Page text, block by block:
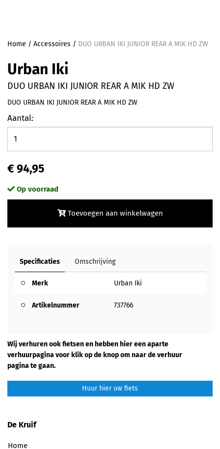
Home / Accessoires / DUO URBAN IKI JUNIOR REAR A MIK HD ZW
Urban Iki
DUO URBAN IKI JUNIOR REAR A MIK HD ZW
DUO URBAN IKI JUNIOR REAR A MIK HD ZW
Aantal:
€ 94,95
Op voorraad
Toevoegen aan winkelwagen
Specificaties Omschrijving
Merk Urban Iki
Artikelnummer 737766
Wij verhuren ook fietsen en hebben hier een aparte
verhuurpagina voor klik op de knop om naar de verhuur
pagina te gaan.
Huur hier uw fiets
De Kruif
Home